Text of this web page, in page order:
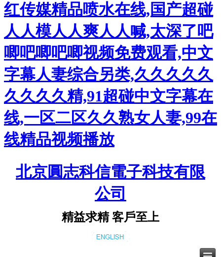
红传媒精品喷水在线,国产超碰
人人模人人爽人人喊,太深了吧
唧吧唧吧唧视频免费观看,中文
字幕人妻综合另类,久久久久久
久久久久精,91超碰中文字幕在
线,一区二区久久熟女人妻,99在
线精品视频播放
北京圓志科信電子科技有限
公司
精益求精 客戶至上